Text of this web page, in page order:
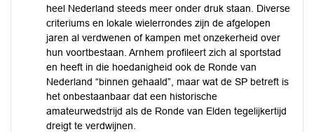
heel Nederland steeds meer onder druk staan. Diverse
criteriums en lokale wielerrondes zijn de afgelopen
jaren al verdwenen of kampen met onzekerheid over
hun voortbestaan. Arnhem profileert zich al sportstad
en heeft in die hoedanigheid ook de Ronde van
Nederland “binnen gehaald”, maar wat de SP betreft is
het onbestaanbaar dat een historische
amateurwedstrijd als de Ronde van Elden tegelijkertijd
dreigt te verdwijnen.